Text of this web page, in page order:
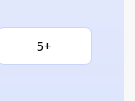
5+